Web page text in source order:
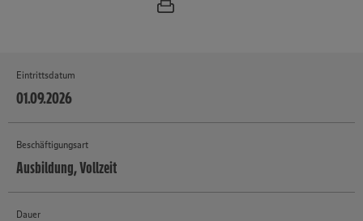
Eintrittsdatum
01.09.2026
Beschäftigungsart
Ausbildung, Vollzeit
Dauer